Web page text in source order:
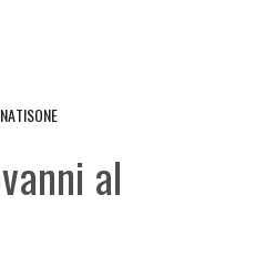
al